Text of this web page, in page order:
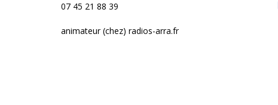
07 45 21 88 39
animateur (chez) radios-arra.fr